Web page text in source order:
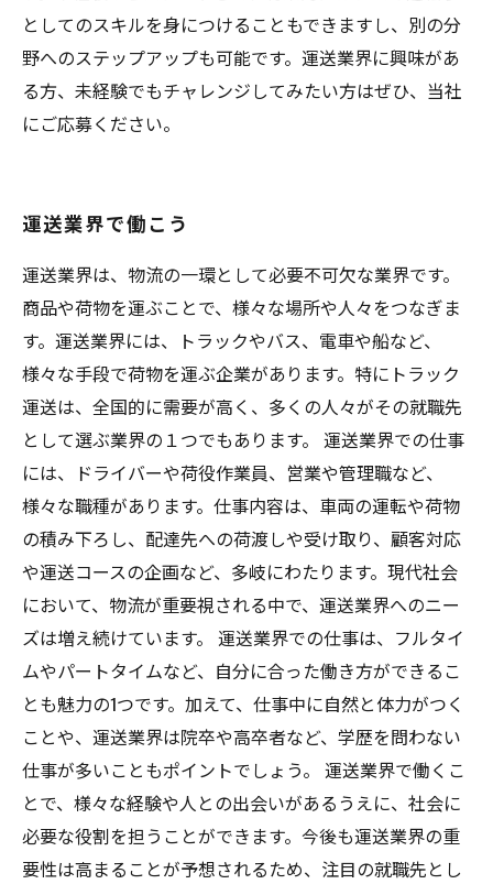
としてのスキルを身につけることもできますし、別の分
野へのステップアップも可能です。運送業界に興味があ
る方、未経験でもチャレンジしてみたい方はぜひ、当社
にご応募ください。
運送業界で働こう
運送業界は、物流の一環として必要不可欠な業界です。
商品や荷物を運ぶことで、様々な場所や人々をつなぎま
す。運送業界には、トラックやバス、電車や船など、
様々な手段で荷物を運ぶ企業があります。特にトラック
運送は、全国的に需要が高く、多くの人々がその就職先
として選ぶ業界の１つでもあります。 運送業界での仕事
には、ドライバーや荷役作業員、営業や管理職など、
様々な職種があります。仕事内容は、車両の運転や荷物
の積み下ろし、配達先への荷渡しや受け取り、顧客対応
や運送コースの企画など、多岐にわたります。現代社会
において、物流が重要視される中で、運送業界へのニー
ズは増え続けています。 運送業界での仕事は、フルタイ
ムやパートタイムなど、自分に合った働き方ができるこ
とも魅力の1つです。加えて、仕事中に自然と体力がつく
ことや、運送業界は院卒や高卒者など、学歴を問わない
仕事が多いこともポイントでしょう。 運送業界で働くこ
とで、様々な経験や人との出会いがあるうえに、社会に
必要な役割を担うことができます。今後も運送業界の重
要性は高まることが予想されるため、注目の就職先とし